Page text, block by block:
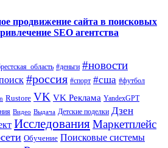
продвижение сайта в поисковых
SEO агентства
#деньги #новости
#россия #спорт #сша #футбол
Rustore VK VK Реклама YandexGPT
Видео Выдача Детские поделки Дзен
ИсследованияМаркетплейс
Обучение Поисковые системы